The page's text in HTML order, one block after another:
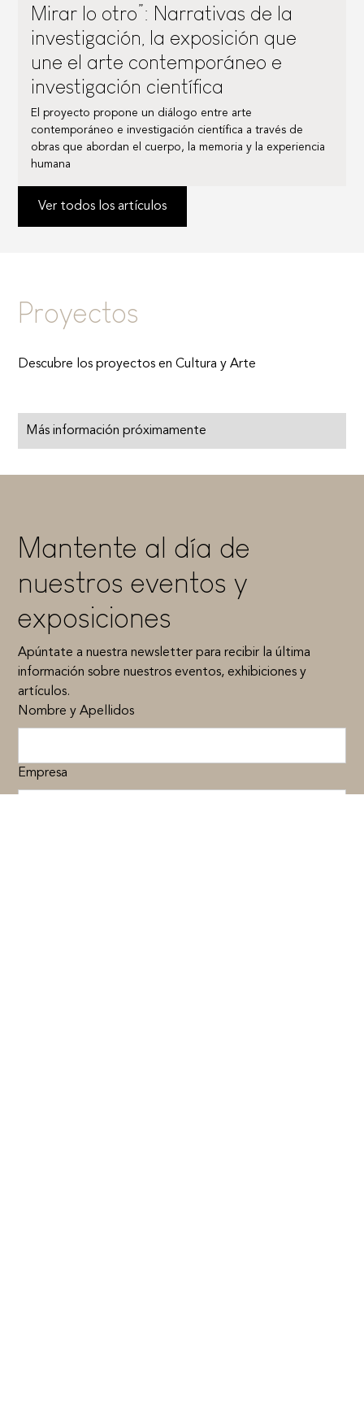
Mirar lo otro”: Narrativas de la
investigación, la exposición que
une el arte contemporáneo e
investigación científica
El proyecto propone un diálogo entre arte
contemporáneo e investigación científica a través de
obras que abordan el cuerpo, la memoria y la experiencia
humana
Ver todos los artículos
Proyectos
Descubre los proyectos enCultura y Arte
Más información próximamente
Mantente al día de
nuestros eventos y
exposiciones
Apúntate a nuestra newsletter para recibir la última
información sobre nuestros eventos, exhibiciones y
artículos.
Nombre y Apellidos
Empresa